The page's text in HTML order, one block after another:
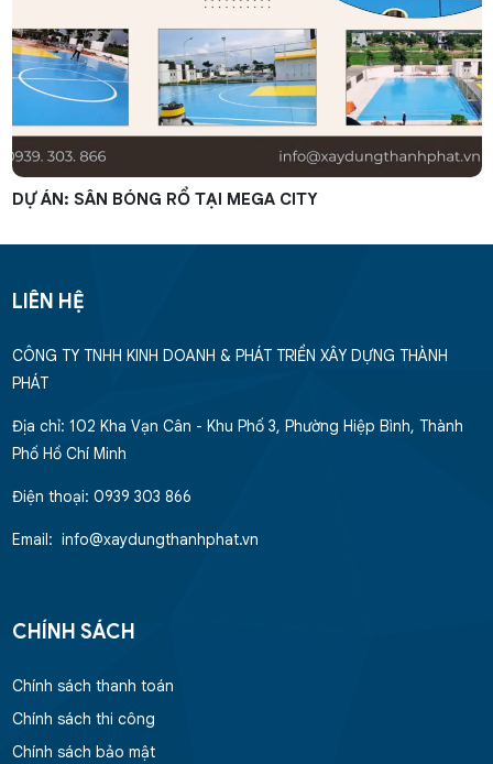
DỰ ÁN: SÂN BÓNG RỔ TẠI MEGA CITY
LIÊN HỆ
CÔNG TY TNHH KINH DOANH & PHÁT TRIỂN XÂY DỰNG THÀNH
PHÁT
Địa chỉ: 102 Kha Vạn Cân - Khu Phố 3, Phường Hiệp Bình, Thành
Phố Hồ Chí Minh
Điện thoại: 0939 303 866
Email: info@xaydungthanhphat.vn
CHÍNH SÁCH
Chính sách thanh toán
Chính sách thi công
Chính sách bảo mật